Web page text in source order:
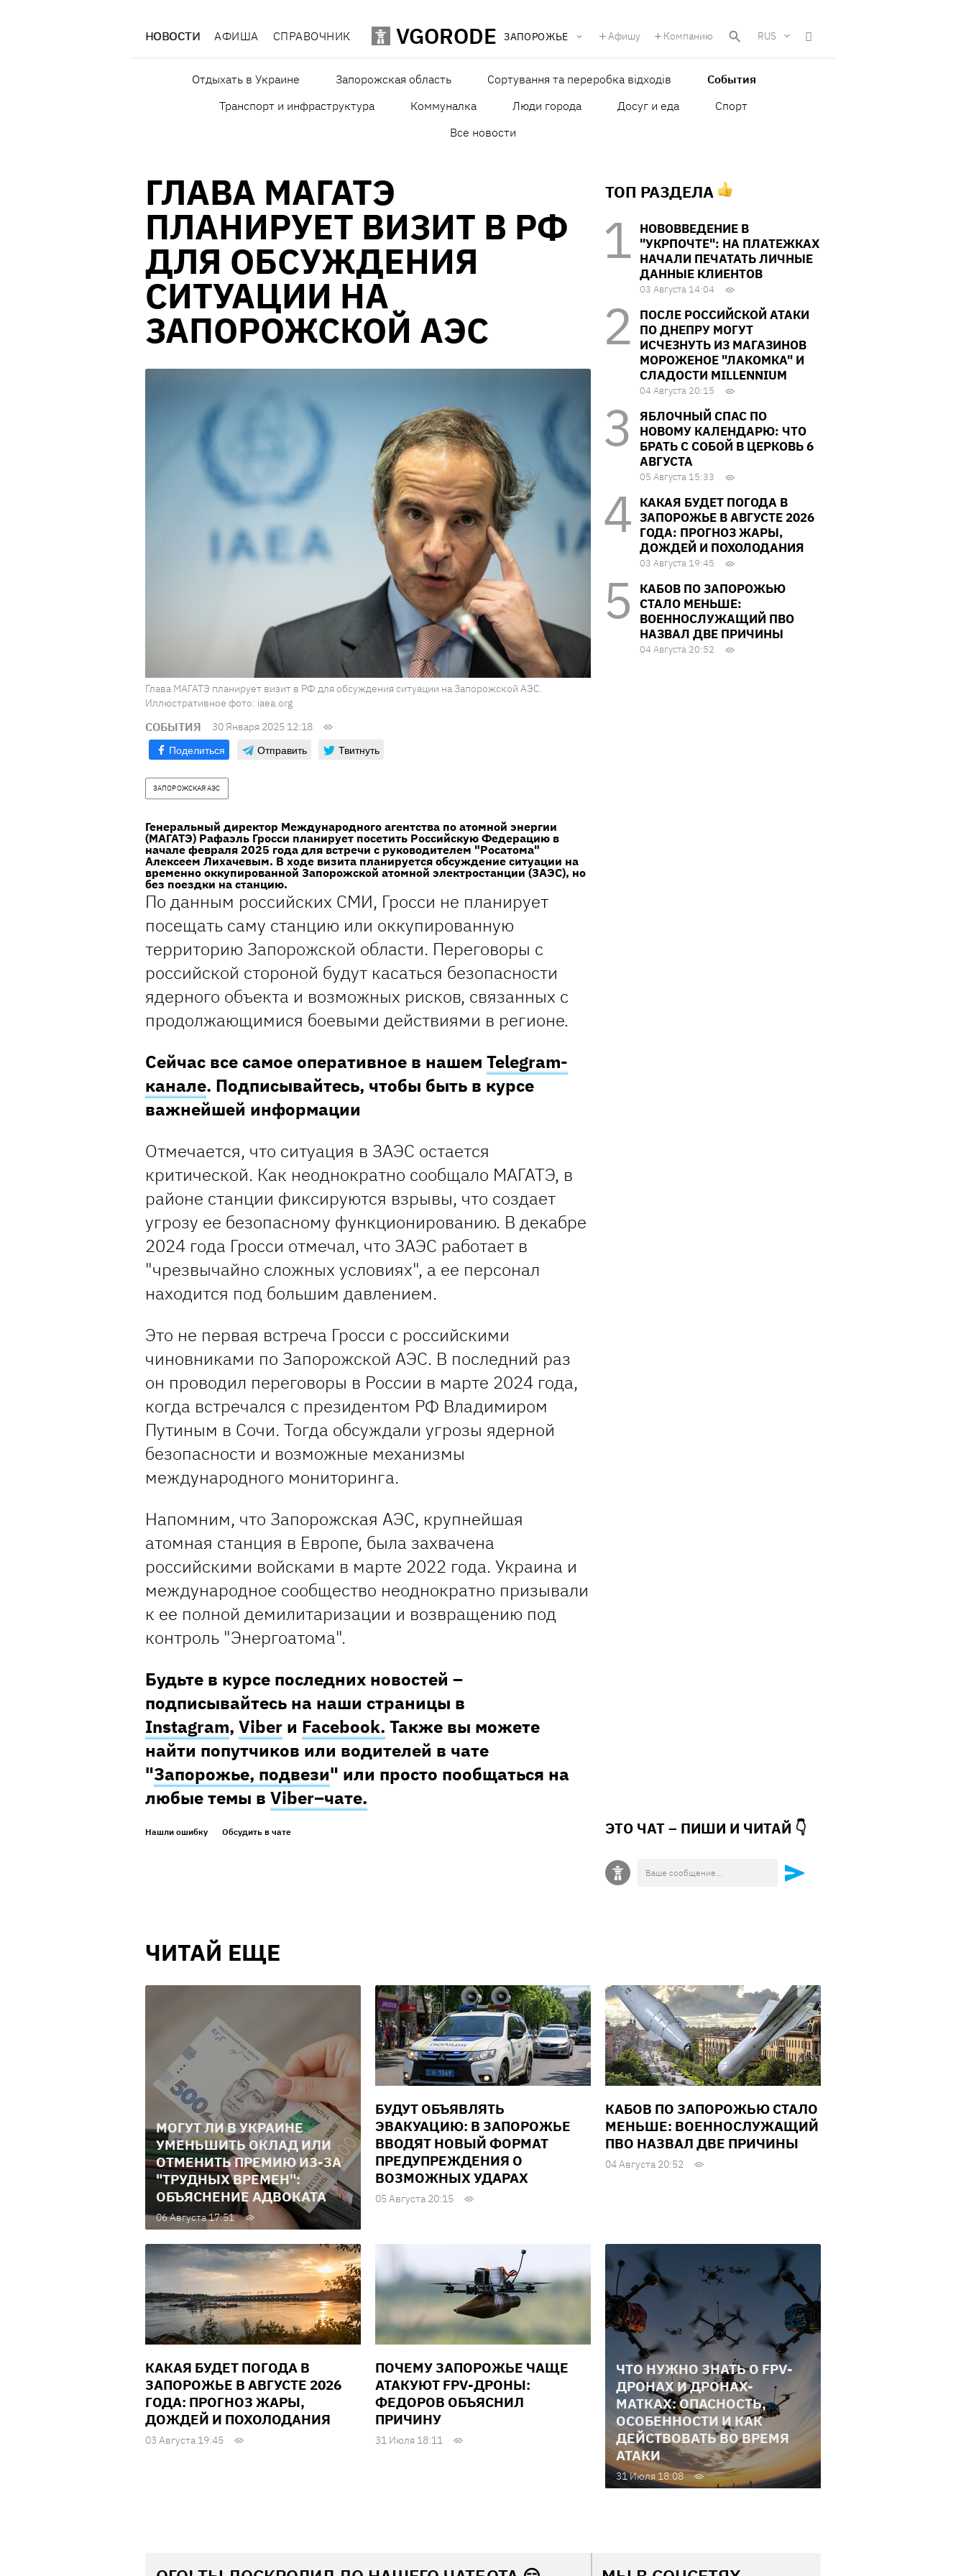
НОВОСТИ АФИША СПРАВОЧНИК VGORODE ЗАПОРОЖЬЕ Афишу Компанию RUS
Отдыхать в Украине Запорожская область Сортування та переробка відходів
События
Транспорт и инфраструктура
Коммуналка Люди города Досуг и еда
Спорт
Все новости
ГЛАВА МАГАТЭ
ПЛАНИРУЕТ ВИЗИТ В РФ
ДЛЯ ОБСУЖДЕНИЯ
СИТУАЦИИ НА
ЗАПОРОЖСКОЙ АЭС
Глава МАГАТЭ планирует визит в РФ для обсуждения ситуации на Запорожской АЭС.
Иллюстративное фото: iaea.org
СОБЫТИЯ 30 Января 2025 12:18
Поделиться Отправить Твитнуть
ЗАПОРОЖСКАЯ АЭС
Генеральный директор Международного агентства по атомной энергии
(МАГАТЭ) Рафаэль Гросси планирует посетить Российскую Федерацию в
начале февраля 2025 года для встречи с руководителем "Росатома"
Алексеем Лихачевым. В ходе визита планируется обсуждение ситуации на
временно оккупированной Запорожской атомной электростанции (ЗАЭС), но
без поездки на станцию.
По данным российских СМИ, Гросси не планирует
посещать саму станцию или оккупированную
территорию Запорожской области. Переговоры с
российской стороной будут касаться безопасности
ядерного объекта и возможных рисков, связанных с
продолжающимися боевыми действиями в регионе.
Сейчас все самое оперативное в нашем Telegram-
канале. Подписывайтесь, чтобы быть в курсе
важнейшей информации
Отмечается, что ситуация в ЗАЭС остается
критической. Как неоднократно сообщало МАГАТЭ, в
районе станции фиксируются взрывы, что создает
угрозу ее безопасному функционированию. В декабре
2024 года Гросси отмечал, что ЗАЭС работает в
"чрезвычайно сложных условиях", а ее персонал
находится под большим давлением.
Это не первая встреча Гросси с российскими
чиновниками по Запорожской АЭС. В последний раз
он проводил переговоры в России в марте 2024 года,
когда встречался с президентом РФ Владимиром
Путиным в Сочи. Тогда обсуждали угрозы ядерной
безопасности и возможные механизмы
международного мониторинга.
Напомним, что Запорожская АЭС, крупнейшая
атомная станция в Европе, была захвачена
российскими войсками в марте 2022 года. Украина и
международное сообщество неоднократно призывали
к ее полной демилитаризации и возвращению под
контроль "Энергоатома".
Будьте в курсе последних новостей –
подписывайтесь на наши страницы в
Instagram, Viber и Facebook. Также вы можете
найти попутчиков или водителей в чате
"Запорожье, подвези" или просто пообщаться на
любые темы в Viber–чате.
Нашли ошибку Обсудить в чате
ТОП РАЗДЕЛА
НОВОВВЕДЕНИЕ В
"УКРПОЧТЕ": НА ПЛАТЕЖКАХ
НАЧАЛИ ПЕЧАТАТЬ ЛИЧНЫЕ
ДАННЫЕ КЛИЕНТОВ
03 Августа 14:04
ПОСЛЕ РОССИЙСКОЙ АТАКИ
ПО ДНЕПРУ МОГУТ
ИСЧЕЗНУТЬ ИЗ МАГАЗИНОВ
МОРОЖЕНОЕ "ЛАКОМКА" И
СЛАДОСТИ MILLENNIUM
04 Августа 20:15
ЯБЛОЧНЫЙ СПАС ПО
НОВОМУ КАЛЕНДАРЮ: ЧТО
БРАТЬ С СОБОЙ В ЦЕРКОВЬ 6
АВГУСТА
05 Августа 15:33
КАКАЯ БУДЕТ ПОГОДА В
ЗАПОРОЖЬЕ В АВГУСТЕ 2026
ГОДА: ПРОГНОЗ ЖАРЫ,
ДОЖДЕЙ И ПОХОЛОДАНИЯ
03 Августа 19:45
КАБОВ ПО ЗАПОРОЖЬЮ
СТАЛО МЕНЬШЕ:
ВОЕННОСЛУЖАЩИЙ ПВО
НАЗВАЛ ДВЕ ПРИЧИНЫ
04 Августа 20:52
ЭТО ЧАТ – ПИШИ И ЧИТАЙ 👇
ЧИТАЙ ЕЩЕ
МОГУТ ЛИ В УКРАИНЕ
УМЕНЬШИТЬ ОКЛАД ИЛИ
ОТМЕНИТЬ ПРЕМИЮ ИЗ-ЗА
"ТРУДНЫХ ВРЕМЕН":
ОБЪЯСНЕНИЕ АДВОКАТА
06 Августа 17:51
БУДУТ ОБЪЯВЛЯТЬ
ЭВАКУАЦИЮ: В ЗАПОРОЖЬЕ
ВВОДЯТ НОВЫЙ ФОРМАТ
ПРЕДУПРЕЖДЕНИЯ О
ВОЗМОЖНЫХ УДАРАХ
05 Августа 20:15
КАБОВ ПО ЗАПОРОЖЬЮ СТАЛО
МЕНЬШЕ: ВОЕННОСЛУЖАЩИЙ
ПВО НАЗВАЛ ДВЕ ПРИЧИНЫ
04 Августа 20:52
КАКАЯ БУДЕТ ПОГОДА В
ЗАПОРОЖЬЕ В АВГУСТЕ 2026
ГОДА: ПРОГНОЗ ЖАРЫ,
ДОЖДЕЙ И ПОХОЛОДАНИЯ
03 Августа 19:45
ПОЧЕМУ ЗАПОРОЖЬЕ ЧАЩЕ
АТАКУЮТ FPV-ДРОНЫ:
ФЕДОРОВ ОБЪЯСНИЛ
ПРИЧИНУ
31 Июля 18:11
ЧТО НУЖНО ЗНАТЬ О FPV-
ДРОНАХ И ДРОНАХ-
МАТКАХ: ОПАСНОСТЬ,
ОСОБЕННОСТИ И КАК
ДЕЙСТВОВАТЬ ВО ВРЕМЯ
АТАКИ
31 Июля 18:08